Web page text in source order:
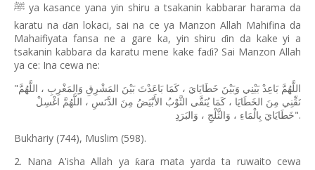
ﷺ ya kasance yana yin shiru a tsakanin kabbarar harama da
karatu naɗan lokaci, sai na ce ya Manzon Allah Mahifina da
Mahaifiyata fansa ne a gare ka, yin shiru ɗin da kake yi a
tsakanin kabbara da karatu mene kake faɗi? Sai Manzon Allah
ya ce: Ina cewa ne:
"
اللَّهُمَّ بَاعِدْ بَيْنِي وَبَيْنَ خَطَايَايَ ، كَمَا بَاعَدْتَ بَيْنَ المَشْرِقِ وَالمَغْرِبِ ،
اللَّهُمَّ
نَقِّنِي مِنَ الخَطَايَا ، كَمَا يُنَقَّى الثَّوْبُ الأَبْيَضُ مِنَ الدَّنَسِ ، اللَّهُمَّ اغْسِلْ
خَطَايَايَ بِالْمَاءِ ، وَالثَّلْجِ ، وَالبَرَدِ
".
Bukhariy (744), Muslim (598).
2. Nana A'isha Allah ya ƙara mata yarda ta ruwaito cewa